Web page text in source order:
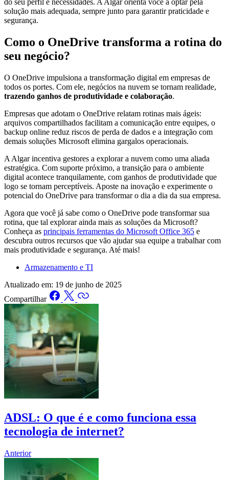
do seu perfil e necessidades. A Algar orienta você a optar pela
solução mais adequada, sempre junto para garantir praticidade e
segurança.
Como o OneDrive transforma a rotina do
seu negócio?
O OneDrive impulsiona a transformação digital em empresas de
todos os portes. Com ele, negócios na nuvem se tornam realidade,
trazendo ganhos de produtividade e colaboração.
Empresas que adotam o OneDrive relatam rotinas mais ágeis:
arquivos compartilhados facilitam a comunicação entre equipes, o
backup online reduz riscos de perda de dados e a integração com
demais soluções Microsoft elimina gargalos operacionais.
A Algar incentiva gestores a explorar a nuvem como uma aliada
estratégica. Com suporte próximo, a transição para o ambiente
digital acontece tranquilamente, com ganhos de produtividade que
logo se tornam perceptíveis. Aposte na inovação e experimente o
potencial do OneDrive para transformar o dia a dia da sua empresa.
Agora que você já sabe como o OneDrive pode transformar sua
rotina, que tal explorar ainda mais as soluções da Microsoft?
Conheça as principais ferramentas do Microsoft Office 365 e
descubra outros recursos que vão ajudar sua equipe a trabalhar com
mais produtividade e segurança. Até mais!
Armazenamento e TI
Atualizado em: 19 de junho de 2025
Compartilhar
ADSL: O que é e como funciona essa
tecnologia de internet?
Anterior